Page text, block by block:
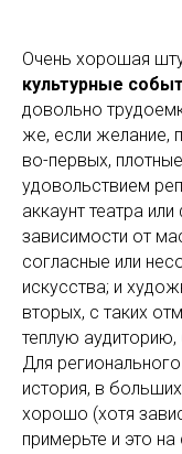
Очень хорошая
культурные
довольно
же, если желание,
во-первых,
удовольствием
аккаунт театра
зависимости от
согласные или
искусства; и
вторых, с таких
теплую
Для
история, в
хорошо (хотя
примерьте и это на